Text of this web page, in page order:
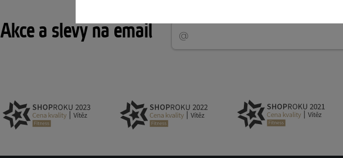
Akce a slevy na email